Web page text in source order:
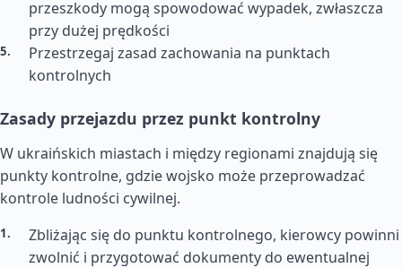
przeszkody mogą spowodować wypadek, zwłaszcza
przy dużej prędkości
Przestrzegaj zasad zachowania na punktach
kontrolnych
Zasady przejazdu przez punkt kontrolny
W ukraińskich miastach i między regionami znajdują się
punkty kontrolne, gdzie wojsko może przeprowadzać
kontrole ludności cywilnej.
Zbliżając się do punktu kontrolnego, kierowcy powinni
zwolnić i przygotować dokumenty do ewentualnej